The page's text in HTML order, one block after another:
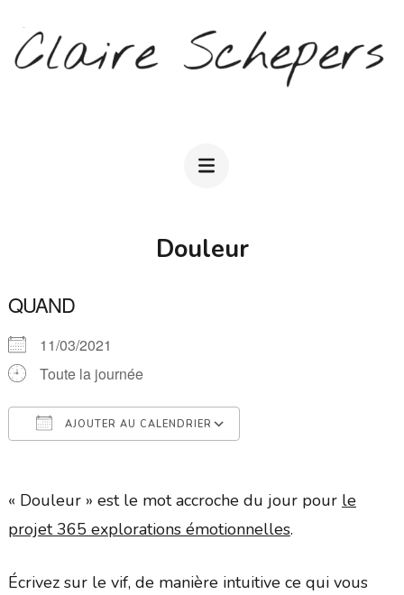
contenu
Douleur
QUAND
11/03/2021
Toute la journée
AJOUTER AU CALENDRIER
« Douleur » est le mot accroche du jour pour le
projet 365 explorations émotionnelles.
Écrivez sur le vif, de manière intuitive ce qui vous